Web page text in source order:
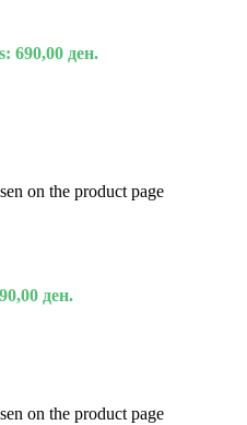
690,00 ден.
on the product page
ден.
on the product page